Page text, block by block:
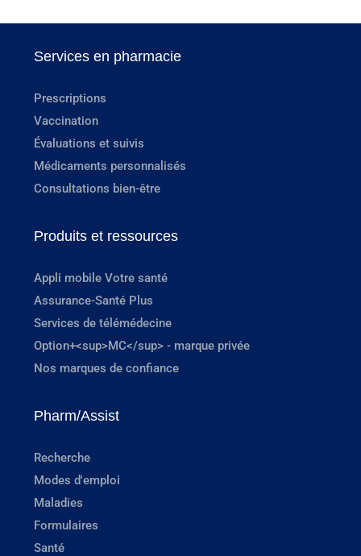
Services en pharmacie
Prescriptions
Vaccination
Évaluations et suivis
Médicaments personnalisés
Consultations bien-être
Produits et ressources
Appli mobile Votre santé
Assurance-Santé Plus
Services de télémédecine
Option+<sup>MC</sup> - marque privée
Nos marques de confiance
Pharm/Assist
Recherche
Modes d'emploi
Maladies
Formulaires
Santé